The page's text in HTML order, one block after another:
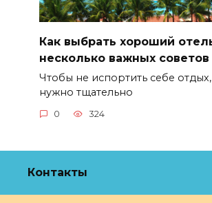
Как выбрать хороший
несколько важных советов
Чтобы не испортить себе
нужно тщательно
0 324
Контакты